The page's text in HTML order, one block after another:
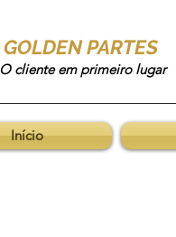
GOLDEN PARTES
O cliente em primeiro lugar
Início